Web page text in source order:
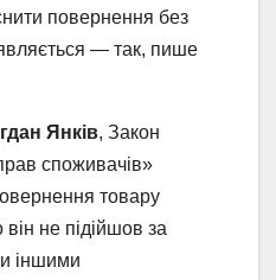
повернення без
— так, пише
Янків, Закон
споживачів»
товару
не підійшов за
іншими